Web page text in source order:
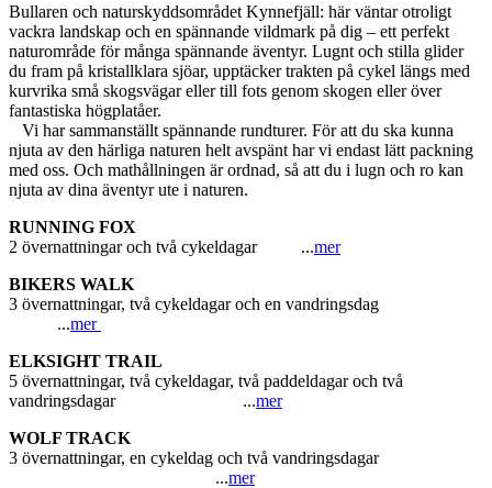
Bullaren och naturskyddsområdet Kynnefjäll: här väntar otroligt
vackra landskap och en spännande vildmark på dig – ett perfekt
naturområde för många spännande äventyr. Lugnt och stilla glider
du fram på kristallklara sjöar, upptäcker trakten på cykel längs med
kurvrika små skogsvägar eller till fots genom skogen eller över
fantastiska högplatåer.
Vi har sammanställt spännande rundturer. För att du ska kunna
njuta av den härliga naturen helt avspänt har vi endast lätt packning
med oss. Och mathållningen är ordnad, så att du i lugn och ro kan
njuta av dina äventyr ute i naturen.
RUNNING FOX
2 övernattningar och två cykeldagar ...mer
BIKERS WALK
3 övernattningar, två cykeldagar och en vandringsdag
...mer
ELKSIGHT TRAIL
5 övernattningar, två cykeldagar, två paddeldagar och två
vandringsdagar ...mer
WOLF TRACK
3 övernattningar, en cykeldag och två vandringsdagar
...mer